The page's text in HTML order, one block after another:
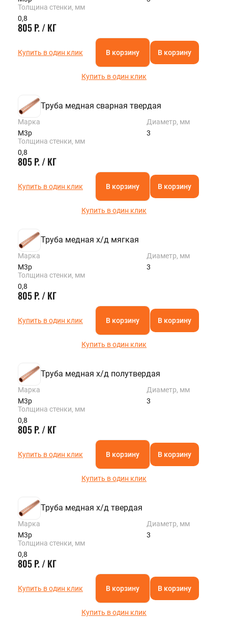
Толщина стенки, мм
0,8
805 Р. / КГ
Купить в один клик В корзину В корзину
Купить в один клик
Труба медная сварная твердая
Марка
М3р
Диаметр, мм
3
Толщина стенки, мм
0,8
805 Р. / КГ
Купить в один клик В корзину В корзину
Купить в один клик
Труба медная х/д мягкая
Марка
М3р
Диаметр, мм
3
Толщина стенки, мм
0,8
805 Р. / КГ
Купить в один клик В корзину В корзину
Купить в один клик
Труба медная х/д полутвердая
Марка
М3р
Диаметр, мм
3
Толщина стенки, мм
0,8
805 Р. / КГ
Купить в один клик В корзину В корзину
Купить в один клик
Труба медная х/д твердая
Марка
М3р
Диаметр, мм
3
Толщина стенки, мм
0,8
805 Р. / КГ
Купить в один клик В корзину В корзину
Купить в один клик